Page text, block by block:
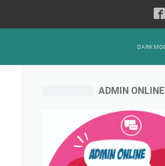
ADMIN ONLINE